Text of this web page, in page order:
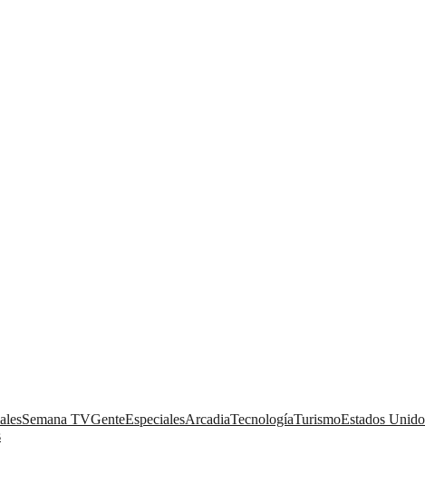
Semana TVGenteEspecialesArcadiaTecnologíaTurismoEstados